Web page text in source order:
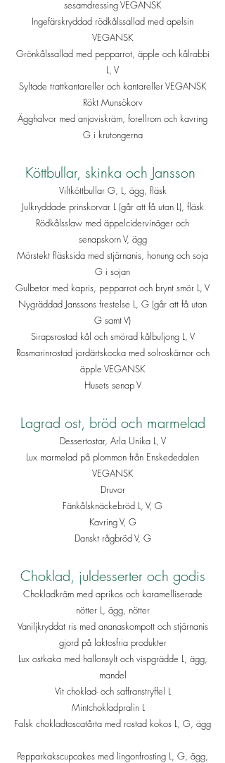
sesamdressing VEGANSK
Ingefärskryddad rödkålssallad med apelsin
VEGANSK
Grönkålssallad med pepparrot, äpple och kålrabbi
L, V
Syltade trattkantareller och kantareller VEGANSK
Rökt Munsökorv
Ägghalvor med anjoviskräm, forellrom och kavring
G i krutongerna
Köttbullar, skinka och Jansson
Viltköttbullar G, L, ägg, fläsk
Julkryddade prinskorvar L (går att få utan L), fläsk
Rödkålsslaw med äppelcidervinäger och
senapskorn V, ägg
Mörstekt fläsksida med stjärnanis, honung och soja
G i sojan
Gulbetor med kapris, pepparrot och brynt smör L, V
Nygräddad Janssons frestelse L, G (går att få utan
G samt V)
Sirapsrostad kål och smörad kålbuljong L, V
Rosmarinrostad jordärtskocka med solroskärnor och
äpple VEGANSK
Husets senap V
Lagrad ost, bröd och marmelad
Dessertostar, Arla Unika L, V
Lux marmelad på plommon från Enskededalen
VEGANSK
Druvor
Fänkålsknäckebröd L, V, G
Kavring V, G
Danskt rågbröd V, G
Choklad, juldesserter och godis
Chokladkräm med aprikos och karamelliserade
nötter L, ägg, nötter
Vaniljkryddat ris med ananaskompott och stjärnanis
gjord på laktosfria produkter
Lux ostkaka med hallonsylt och vispgrädde L, ägg,
mandel
Vit choklad- och saffranstryffel L
Mintchokladpralin L
Falsk chokladtoscatårta med rostad kokos L, G, ägg
Pepparkakscupcakes med lingonfrosting L, G, ägg,